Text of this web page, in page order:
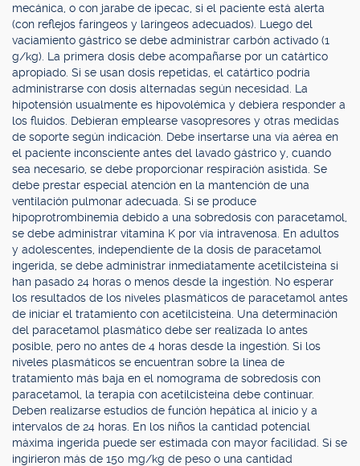
mecánica, o con jarabe de ipecac, si el paciente está alerta
(con reflejos faríngeos y laríngeos adecuados). Luego del
vaciamiento gástrico se debe administrar carbón activado (1
g/kg). La primera dosis debe acompañarse por un catártico
apropiado. Si se usan dosis repetidas, el catártico podría
administrarse con dosis alternadas según necesidad. La
hipotensión usualmente es hipovolémica y debiera responder a
los fluidos. Debieran emplearse vasopresores y otras medidas
de soporte según indicación. Debe insertarse una vía aérea en
el paciente inconsciente antes del lavado gástrico y, cuando
sea necesario, se debe proporcionar respiración asistida. Se
debe prestar especial atención en la mantención de una
ventilación pulmonar adecuada. Si se produce
hipoprotrombinemia debido a una sobredosis con paracetamol,
se debe administrar vitamina K por vía intravenosa. En adultos
y adolescentes, independiente de la dosis de paracetamol
ingerida, se debe administrar inmediatamente acetilcisteína si
han pasado 24 horas o menos desde la ingestión. No esperar
los resultados de los niveles plasmáticos de paracetamol antes
de iniciar el tratamiento con acetilcisteína. Una determinación
del paracetamol plasmático debe ser realizada lo antes
posible, pero no antes de 4 horas desde la ingestión. Si los
niveles plasmáticos se encuentran sobre la línea de
tratamiento más baja en el nomograma de sobredosis con
paracetamol, la terapia con acetilcisteína debe continuar.
Deben realizarse estudios de función hepática al inicio y a
intervalos de 24 horas. En los niños la cantidad potencial
máxima ingerida puede ser estimada con mayor facilidad. Si se
ingirieron más de 150 mg/kg de peso o una cantidad